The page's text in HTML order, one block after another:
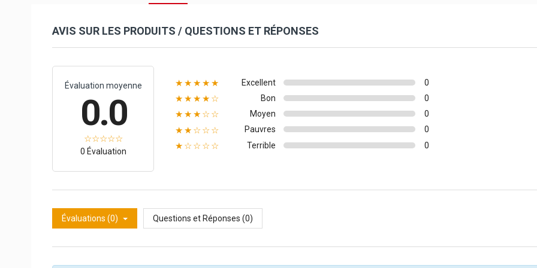
AVIS SUR LES PRODUITS / QUESTIONS ET RÉPONSES
Évaluation moyenne
0.0
0 Évaluation
★★★★★ Excellent 0
★★★★☆ Bon 0
★★★☆☆ Moyen 0
★★☆☆☆ Pauvres 0
★☆☆☆☆ Terrible 0
Évaluations (0) Questions et Réponses (0)